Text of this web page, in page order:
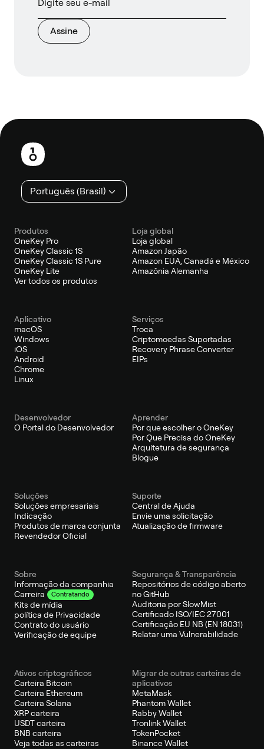
Assine
Rodapé
Português (Brasil)
Produtos
OneKey Pro
OneKey Classic 1S
OneKey Classic 1S Pure
OneKey Lite
Ver todos os produtos
Loja global
Loja global
Amazon Japão
Amazon EUA, Canadá e México
Amazônia Alemanha
Aplicativo
macOS
Windows
iOS
Android
Chrome
Linux
Serviços
Troca
Criptomoedas Suportadas
Recovery Phrase Converter
EIPs
Desenvolvedor
O Portal do Desenvolvedor
Aprender
Por que escolher o OneKey
Por Que Precisa do OneKey
Arquitetura de segurança
Blogue
Soluções
Soluções empresariais
Indicação
Produtos de marca conjunta
Revendedor Oficial
Suporte
Central de Ajuda
Envie uma solicitação
Atualização de firmware
Sobre
Informação da companhia
Carreira
Contratando
Kits de mídia
política de Privacidade
Contrato do usuário
Verificação de equipe
Segurança & Transparência
Repositórios de código aberto
no GitHub
Auditoria por SlowMist
Certificado ISO/IEC 27001
Certificação EU NB (EN 18031)
Relatar uma Vulnerabilidade
Ativos criptográficos
Carteira Bitcoin
Carteira Ethereum
Carteira Solana
XRP carteira
USDT carteira
BNB carteira
Veja todas as carteiras
Migrar de outras carteiras de
aplicativos
MetaMask
Phantom Wallet
Rabby Wallet
Tronlink Wallet
TokenPocket
Binance Wallet